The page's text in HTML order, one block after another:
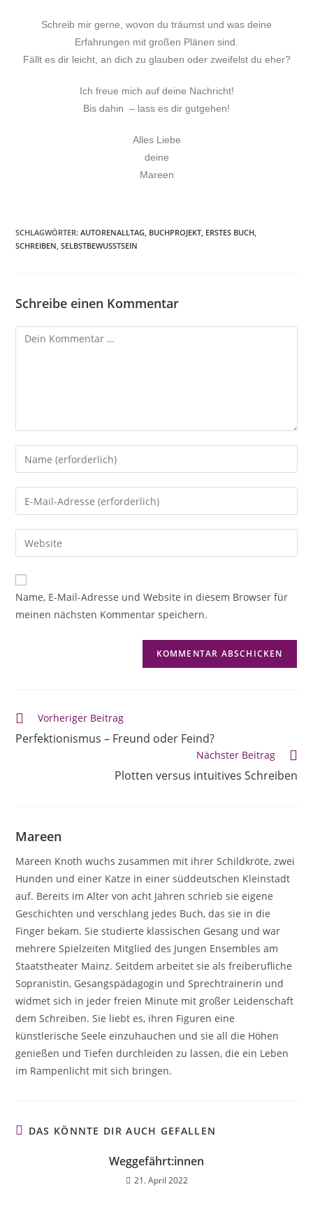
Schreib mir gerne, wovon du träumst und was deine
Erfahrungen mit großen Plänen sind.
Fällt es dir leicht, an dich zu glauben oder zweifelst du eher?
Ich freue mich auf deine Nachricht!
Bis dahin – lass es dir gutgehen!
Alles Liebe
deine
Mareen
SCHLAGWÖRTER:AUTORENALLTAG, BUCHPROJEKT, ERSTES BUCH,
SCHREIBEN, SELBSTBEWUSSTSEIN
Schreibe einen Kommentar
Name, E-Mail-Adresse und Website in diesem Browser für
meinen nächsten Kommentar speichern.
Vorheriger Beitrag
Perfektionismus – Freund oder Feind?
Nächster Beitrag
Plotten versus intuitives Schreiben
Mareen
Mareen Knoth wuchs zusammen mit ihrer Schildkröte, zwei
Hunden und einer Katze in einer süddeutschen Kleinstadt
auf. Bereits im Alter von acht Jahren schrieb sie eigene
Geschichten und verschlang jedes Buch, das sie in die
Finger bekam. Sie studierte klassischen Gesang und war
mehrere Spielzeiten Mitglied des Jungen Ensembles am
Staatstheater Mainz. Seitdem arbeitet sie als freiberufliche
Sopranistin, Gesangspädagogin und Sprechtrainerin und
widmet sich in jeder freien Minute mit großer Leidenschaft
dem Schreiben. Sie liebt es, ihren Figuren eine
künstlerische Seele einzuhauchen und sie all die Höhen
genießen und Tiefen durchleiden zu lassen, die ein Leben
im Rampenlicht mit sich bringen.
DAS KÖNNTE DIR AUCH GEFALLEN
Weggefährt:innen
21. April 2022